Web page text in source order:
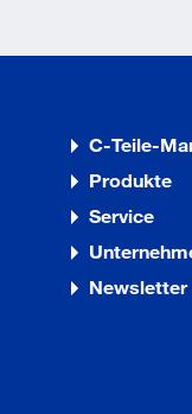
C-Teile-
Produkte
Service
Newsletter